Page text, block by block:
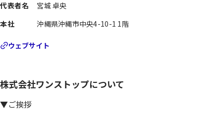
代表者名
宮城 卓央
本社
沖縄県沖縄市中央4-10-1 1階
ウェブサイト
株式会社ワンストップについて
▼ご挨拶